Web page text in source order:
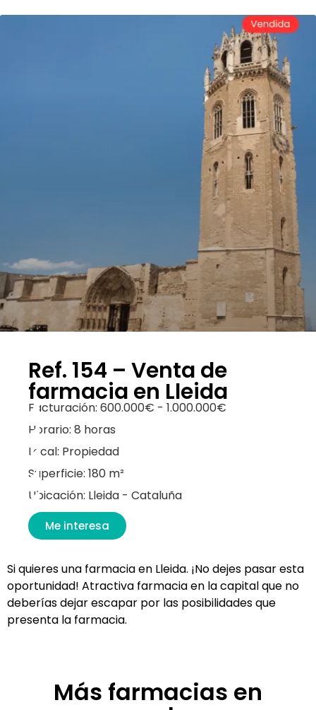
Ref. 154 – Venta de
farmacia en Lleida
Facturación: 600.000€ - 1.000.000€
Horario: 8 horas
Local: Propiedad
Superficie: 180 m²
Ubicación: Lleida - Cataluña
Me interesa
Si quieres una farmacia en Lleida. ¡No dejes pasar esta
oportunidad! Atractiva farmacia en la capital que no
deberías dejar escapar por las posibilidades que
presenta la farmacia.
Más farmacias en